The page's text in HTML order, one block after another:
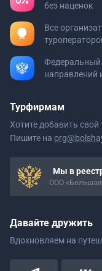
без наценок
Все
Федеральный
направлений
Турфирмам
Хотите добавить свой
Пишите на
Мы в
ООО
Давайте дружить
Вдохновляем на